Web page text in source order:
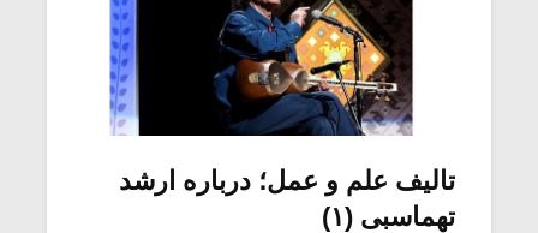
تالیف علم و عمل؛ درباره ارشد
تهماسبی (۱)